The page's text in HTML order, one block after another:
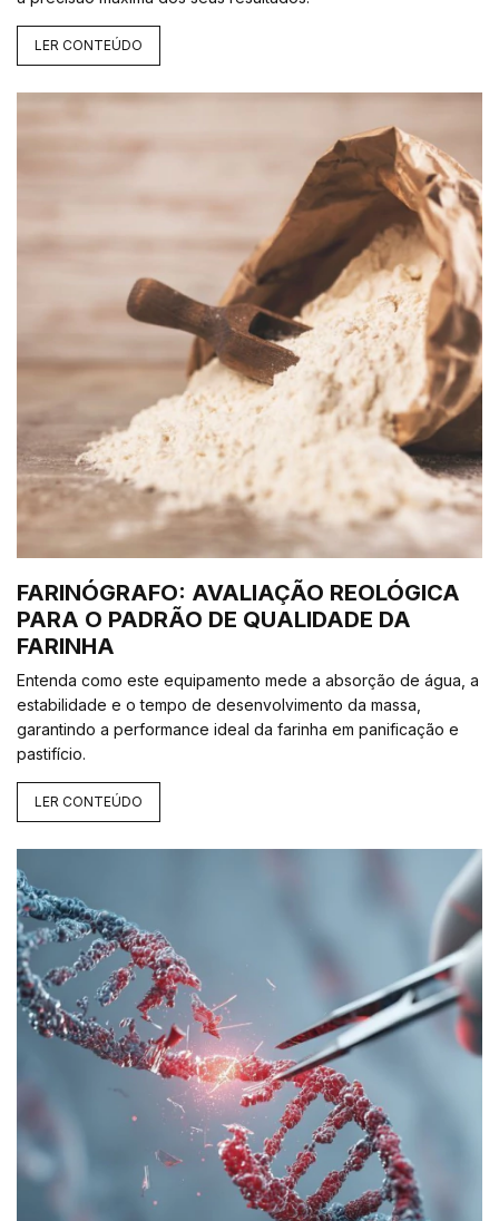
LER CONTEÚDO
FARINÓGRAFO: AVALIAÇÃO REOLÓGICA
PARA O PADRÃO DE QUALIDADE DA
FARINHA
Entenda como este equipamento mede a absorção de água, a
estabilidade e o tempo de desenvolvimento da massa,
garantindo a performance ideal da farinha em panificação e
pastifício.
LER CONTEÚDO